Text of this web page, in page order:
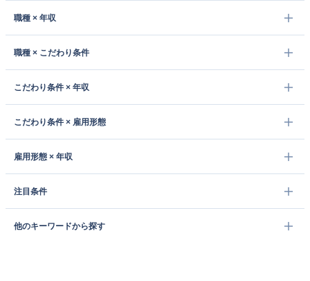
職種 × 年収
職種 × こだわり条件
こだわり条件 × 年収
こだわり条件 × 雇用形態
雇用形態 × 年収
注目条件
他のキーワードから探す